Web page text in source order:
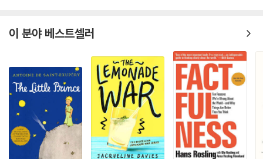
이 분야 베스트셀러